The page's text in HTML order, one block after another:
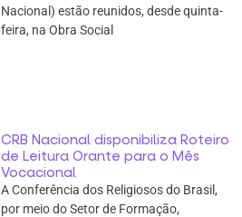
Nacional) estão reunidos, desde quinta-
feira, na Obra Social
CRB Nacional disponibiliza Roteiro
de Leitura Orante para o Mês
Vocacional
A Conferência dos Religiosos do Brasil,
por meio do Setor de Formação,